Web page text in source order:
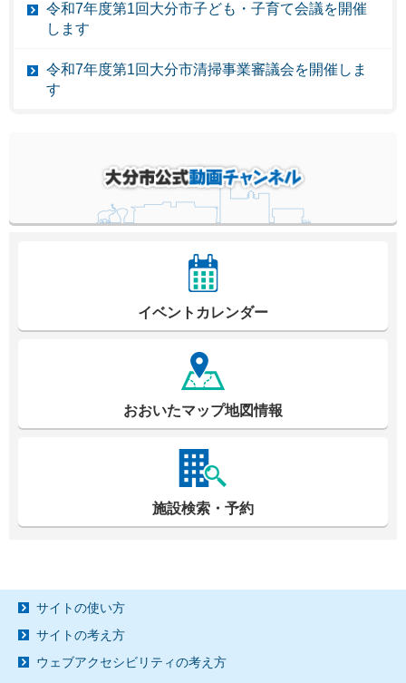
令和7年度第1回大分市子ども・子育て会議を開催
します
令和7年度第1回大分市清掃事業審議会を開催しま
す
イベントカレンダー
おおいたマップ地図情報
施設検索・予約
サイトの使い方
サイトの考え方
ウェブアクセシビリティの考え方